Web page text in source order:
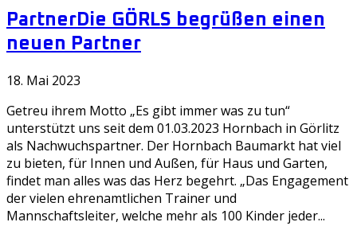
Partner Die GÖRLS begrüßen einen
neuen Partner
18. Mai 2023
Getreu ihrem Motto „Es gibt immer was zu tun“
unterstützt uns seit dem 01.03.2023 Hornbach in Görlitz
als Nachwuchspartner. Der Hornbach Baumarkt hat viel
zu bieten, für Innen und Außen, für Haus und Garten,
findet man alles was das Herz begehrt. „Das Engagement
der vielen ehrenamtlichen Trainer und
Mannschaftsleiter, welche mehr als 100 Kinder jeder...